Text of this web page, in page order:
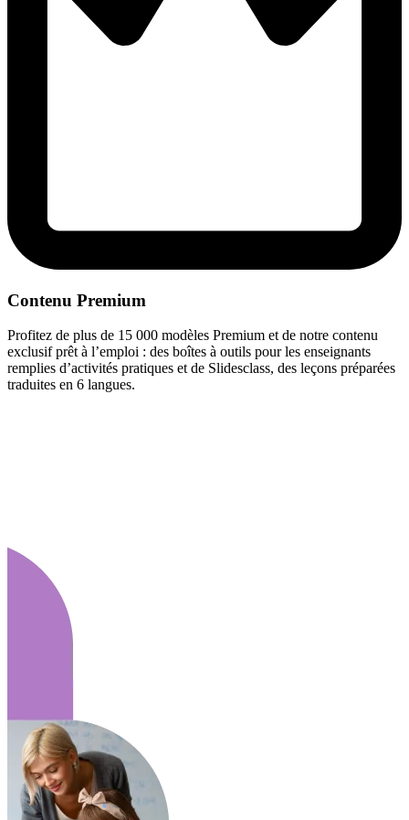
Contenu Premium
Profitez de plus de 15 000 modèles Premium et de notre contenu
exclusif prêt à l’emploi : des boîtes à outils pour les enseignants
remplies d’activités pratiques et de Slidesclass, des leçons préparées
traduites en 6 langues.